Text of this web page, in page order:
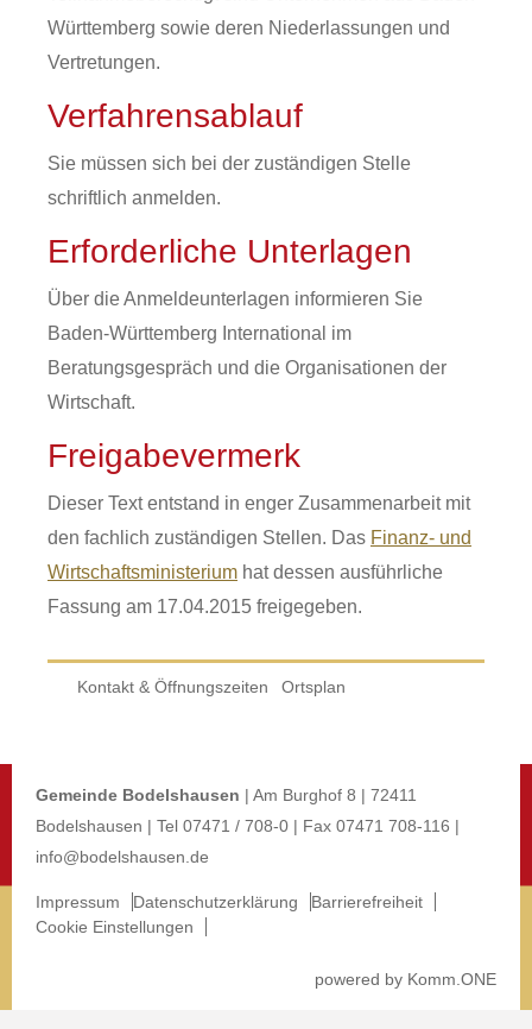
Württemberg sowie deren Niederlassungen und
Vertretungen.
Verfahrensablauf
Sie müssen sich bei der zuständigen Stelle
schriftlich anmelden.
Erforderliche Unterlagen
Über die Anmeldeunterlagen informieren Sie
Baden-Württemberg International im
Beratungsgespräch und die Organisationen der
Wirtschaft.
Freigabevermerk
Dieser Text entstand in enger Zusammenarbeit mit
den fachlich zuständigen Stellen. Das Finanz- und
Wirtschaftsministerium hat dessen ausführliche
Fassung am 17.04.2015 freigegeben.
Kontakt & Öffnungszeiten Ortsplan
Gemeinde Bodelshausen | Am Burghof 8 | 72411
Bodelshausen | Tel 07471 / 708-0 | Fax 07471 708-116 |
info@bodelshausen.de
Impressum Datenschutzerklärung
Barrierefreiheit
Cookie Einstellungen
powered by Komm.ONE